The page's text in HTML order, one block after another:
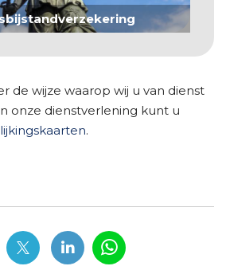
de wijze waarop wij u van dienst
onze dienstverlening kunt u
.